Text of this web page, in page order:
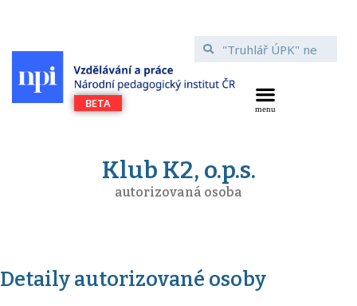
Klub K2, o.p.s.
autorizovaná osoba
Detaily autorizované osoby